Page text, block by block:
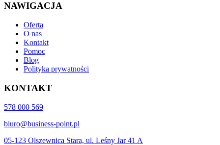
NAWIGACJA
Oferta
O nas
Kontakt
Pomoc
Blog
Polityka prywatności
KONTAKT
578 000 569
biuro@business-point.pl
05-123 Olszewnica Stara, ul. Leśny Jar 41 A